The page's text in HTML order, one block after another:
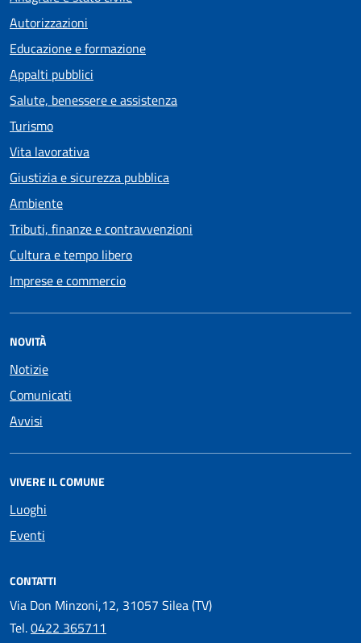
Autorizzazioni
Educazione e formazione
Appalti pubblici
Salute, benessere e assistenza
Turismo
Vita lavorativa
Giustizia e sicurezza pubblica
Ambiente
Tributi, finanze e contravvenzioni
Cultura e tempo libero
Imprese e commercio
NOVITÀ
Notizie
Comunicati
Avvisi
VIVERE IL COMUNE
Luoghi
Eventi
CONTATTI
Via Don Minzoni,12, 31057 Silea (TV)
Tel.0422 365711